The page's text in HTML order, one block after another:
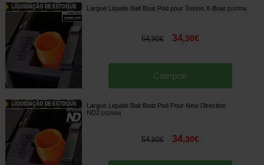
Largue Liquide Bait Boat Pod pour Toslon X-Boat 213797A]
54,90€ 34,30€
Comprar
Largue Liquide Bait Boat Pod Pour New Direction
ND2
213793A]
54,90€ 34,30€